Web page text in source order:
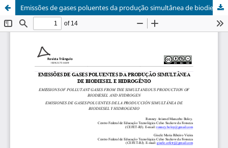
Emissões de gases poluentes da produção simultânea de biodiesel e hidrogênio